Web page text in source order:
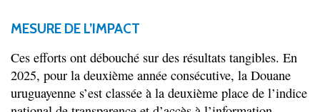
MESURE DE L’IMPACT
Ces efforts ont débouché sur des résultats tangibles. En
2025, pour la deuxième année consécutive, la Douane
uruguayenne s’est classée à la deuxième place de l’indice